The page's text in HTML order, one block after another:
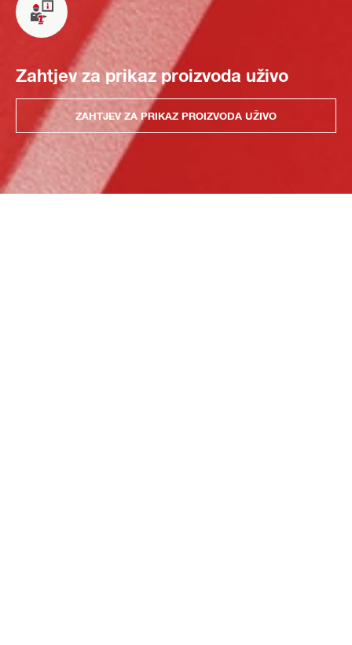
Zahtjev za prikaz proizvoda uživo
ZAHTJEV ZA PRIKAZ PROIZVODA UŽIVO